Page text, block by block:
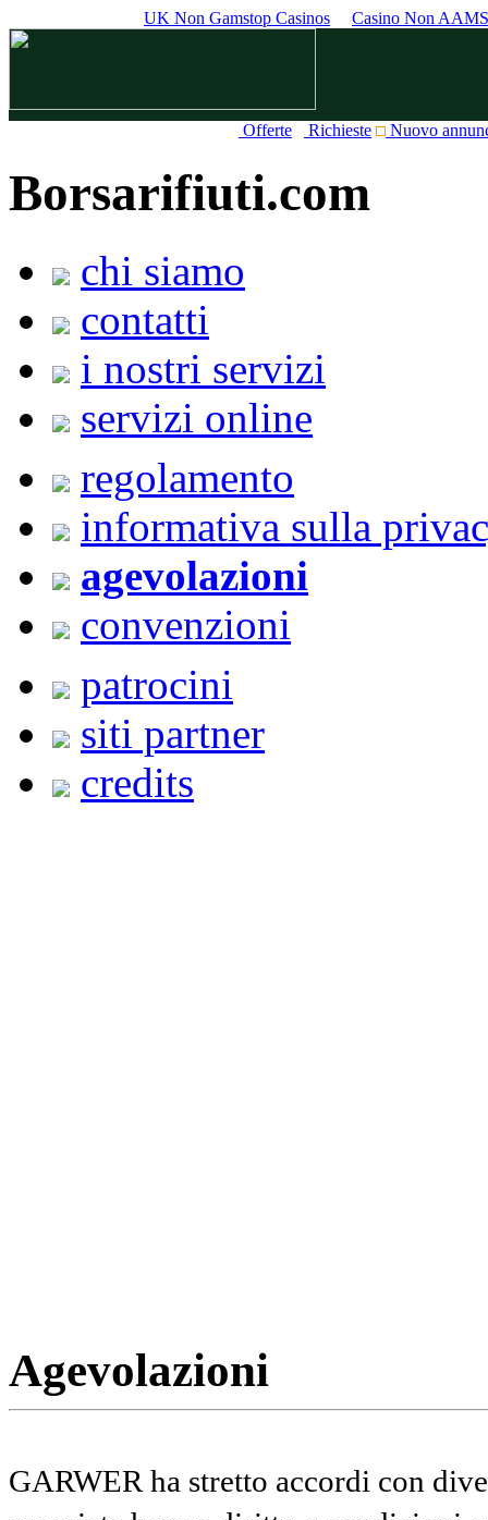
UK Non Gamstop Casinos Casino Non AAMS
Offerte Richieste Nuovo
Borsarifiuti.com
chi siamo
contatti
i nostri servizi
servizi online
regolamento
informativa sulla
agevolazioni
convenzioni
patrocini
siti partner
credits
Agevolazioni
GARWER ha stretto accordi con